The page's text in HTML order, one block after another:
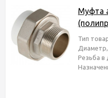
Муфта
Тип
Резьба в